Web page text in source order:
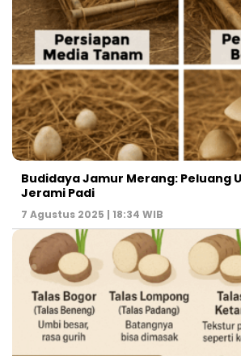
Budidaya Jamur Merang: Peluang
Jerami Padi
7 Agustus 2025 | 18:34 WIB